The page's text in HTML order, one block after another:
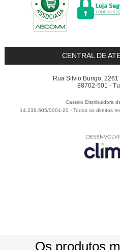
CENTRAL DE
Rua Silvio Burigo,
88702-501 -
Castelo Distribuidora
14.238.605/0001-20 - Todos os direitos